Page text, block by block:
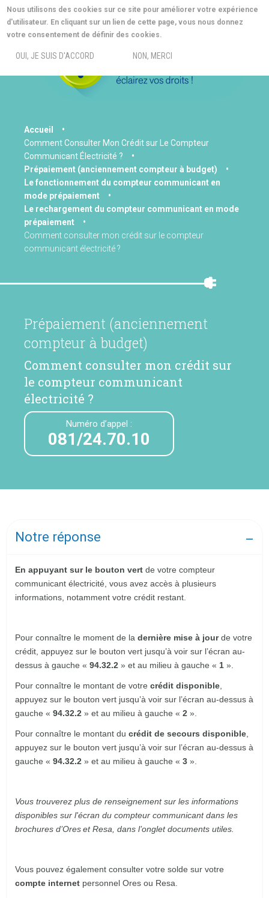
Nous utilisons des cookies sur ce site pour améliorer votre expérience
d'utilisateur. En cliquant sur un lien de cette page, vous nous donnez
votre consentement de définir des cookies.
OUI, JE SUIS D'ACCORD NON, MERCI
Aller
au
contenu
MENU
You
are
here
Accueil
Comment Consulter Mon Crédit sur Le Compteur
Communicant Électricité ?
Prépaiement (anciennement compteur à budget)
Le fonctionnement du compteur communicant en
mode prépaiement
Le rechargement du compteur communicant en mode
prépaiement
Comment consulter mon crédit sur le compteur
communicant électricité ?
Prépaiement (anciennement
compteur à budget)
Comment consulter mon crédit sur
le compteur communicant
électricité ?
Numéro d’appel :
081/24.70.10
Notre réponse
En appuyant sur le bouton vert de votre compteur
communicant électricité, vous avez accès à plusieurs
informations, notamment votre crédit restant.
Pour connaître le moment de la dernière mise à jourde votre
crédit, appuyez sur le bouton vert jusqu’à voir sur l’écran au-
dessus à gauche « 94.32.2 » et au milieu à gauche « 1 ».
Pour connaître le montant de votre crédit disponible
appuyez sur le bouton vert jusqu’à voir sur l’écran au-dessus à
gauche « 94.32.2 » et au milieu à gauche « 2 ».
Pour connaître le montant du crédit de secours disponible
appuyez sur le bouton vert jusqu’à voir sur l’écran au-dessus à
gauche « 94.32.2 » et au milieu à gauche « 3 ».
Vous trouverez plus de renseignement sur les informations
disponibles sur l'écran du compteur communicant dans les
brochures d’Oreset Resa , dans l’onglet documents utiles.
Vous pouvez également consulter votre solde sur votre
compte internet personnel Ores ou Resa.